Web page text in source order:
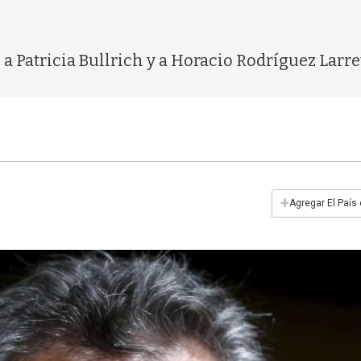
Patricia Bullrich y a Horacio Rodríguez
+Agregar El País